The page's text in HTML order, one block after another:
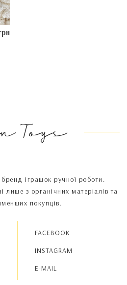
Toys
іграшок ручної роботи.
лише з органічних матеріалів та
покупців.
FACEBOOK
INSTAGRAM
E-MAIL